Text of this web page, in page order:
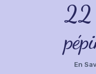
22
En